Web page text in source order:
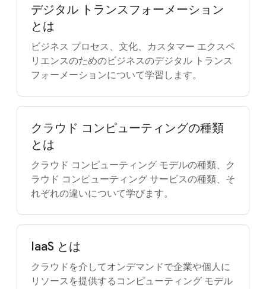
デジタル トランスフォーメーション
とは
ビジネス プロセス、文化、カスタマー エクスペ
リエンスのためのビジネスのデジタル トランス
フォーメーションについて学習します。
クラウド コンピューティングの種類
とは
クラウド コンピューティング モデルの種類、ク
ラウド コンピューティング サービスの種類、そ
れぞれの違いについて学びます。
IaaS とは
クラウドを介してオンデマンドで企業や個人に
リソースを提供するコンピューティング モデル